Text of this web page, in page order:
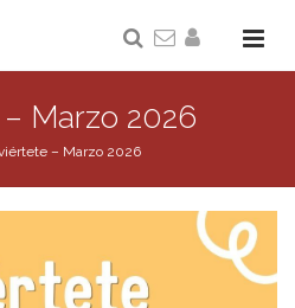
Marzo 2026
– Marzo 2026